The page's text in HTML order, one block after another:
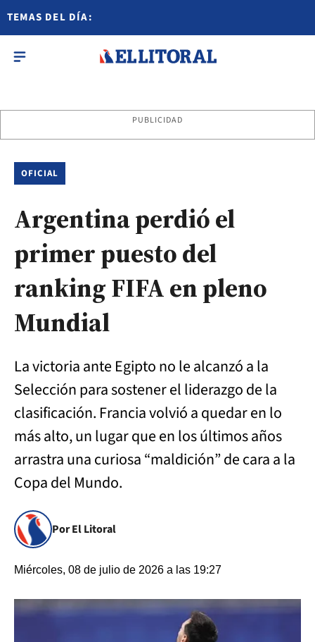
TEMAS DEL DÍA:
PUBLICIDAD
OFICIAL
Argentina perdió el
primer puesto del
ranking FIFA en pleno
Mundial
La victoria ante Egipto no le alcanzó a la
Selección para sostener el liderazgo de la
clasificación. Francia volvió a quedar en lo
más alto, un lugar que en los últimos años
arrastra una curiosa “maldición” de cara a la
Copa del Mundo.
Por El Litoral
Miércoles, 08 de julio de 2026 a las 19:27